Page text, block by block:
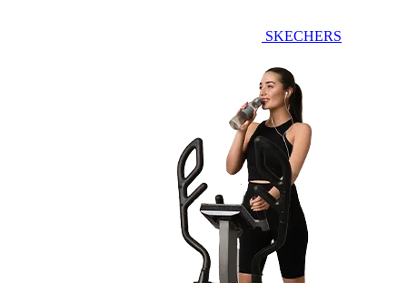
SKECHERS